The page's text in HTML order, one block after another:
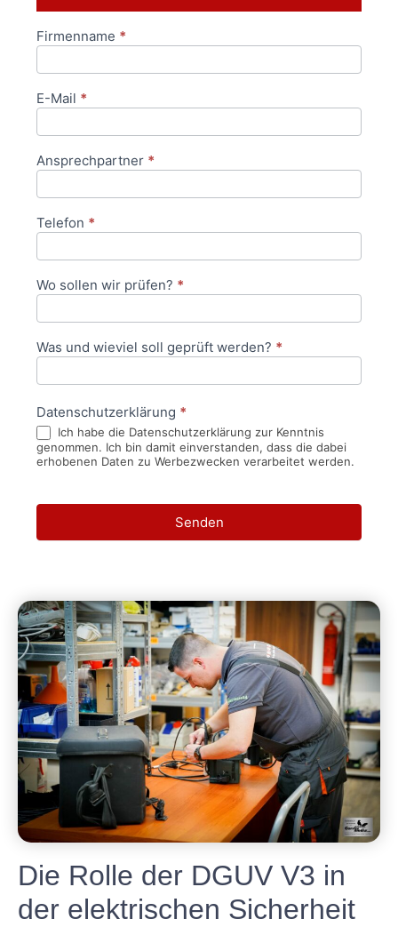
Anfrageformular
Firmenname *
E-Mail *
Ansprechpartner *
Telefon *
Wo sollen wir prüfen? *
Was und wieviel soll geprüft werden? *
Datenschutzerklärung *
Ich habe die Datenschutzerklärung zur Kenntnis
genommen. Ich bin damit einverstanden, dass die dabei
erhobenen Daten zu Werbezwecken verarbeitet werden.
Senden
Die Rolle der DGUV V3 in
der elektrischen Sicherheit